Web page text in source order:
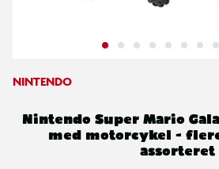
NINTENDO
Nintendo Super Mario
med motorcykel -
assorteret